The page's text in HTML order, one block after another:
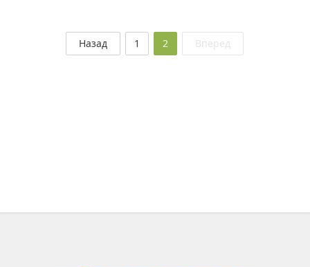
Назад 1 2 (текущая)Вперед